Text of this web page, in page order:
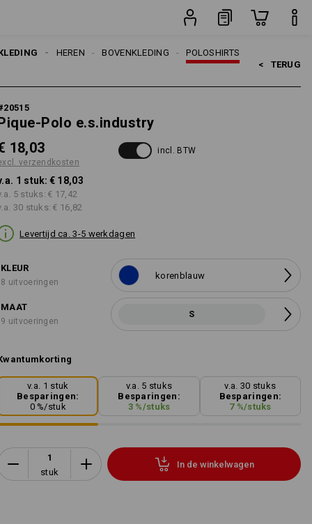
POLOSHIRTS
BOVENKLEDING
HEREN
< TERUG
20515
Polo e.s.industry
18,03
verzendkosten
incl. BTW
1 stuk: € 18,03
5 stuks: € 17,42
30 stuks: € 16,82
Levertijd ca. 3-5 werkdagen
KLEUR
8 uitvoeringen
korenblauw
MAAT
9 uitvoeringen
S
v.a. 1 stuk
Besparingen:
0%/stuk
v.a. 5 stuks
Besparingen:
3 %/stuks
v.a. 30 stuks
Besparingen:
7%/stuks
stuk
In de winkelwagen